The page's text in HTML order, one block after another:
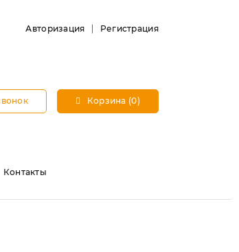
Авторизация Регистрация
Корзина (0)
Контакты